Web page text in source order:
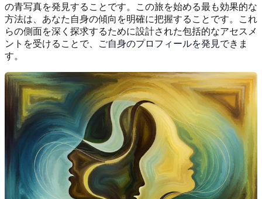
の青写真を発見することです。この旅を始める最も効果的な
方法は、あなた自身の傾向を明確に把握することです。これ
らの側面を深く探求するために設計された包括的なアセスメ
ントを受けることで、
ご自身のプロフィールを発見できま
す。